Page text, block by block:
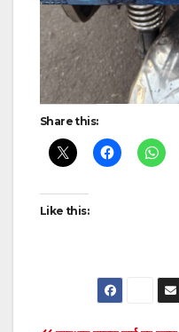
Share this:
Like this: